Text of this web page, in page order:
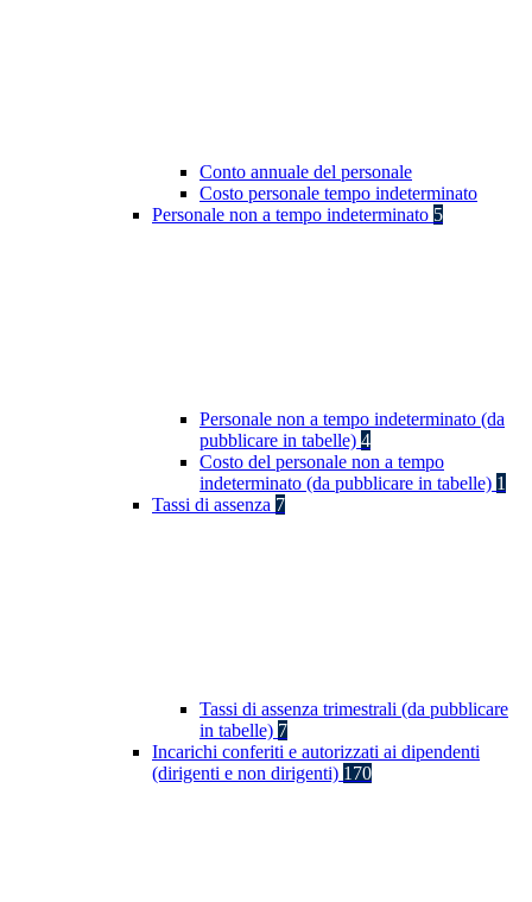
Conto annuale del personale
Costo personale tempo indeterminato
Personale non a tempo indeterminato 5
Personale non a tempo indeterminato (da
pubblicare in tabelle) 4
Costo del personale non a tempo
indeterminato (da pubblicare in tabelle) 1
Tassi di assenza 7
Tassi di assenza trimestrali (da pubblicare
in tabelle) 7
Incarichi conferiti e autorizzati ai dipendenti
(dirigenti e non dirigenti) 170